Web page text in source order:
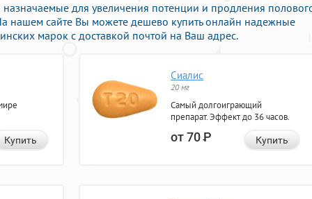
для увеличения потенции и продления
нашем сайте Вы можете дешево купить онлайн надежные
марок с доставкой почтой на Ваш адрес.
Купить
Сиалис
20 мг
Самый долгоиграющий
препарат. Эффект до 36 часов.
от 70Р Купить